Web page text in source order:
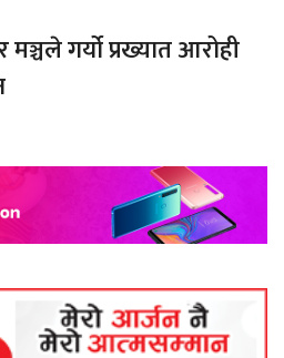
गर्यो प्रख्यात आरोही